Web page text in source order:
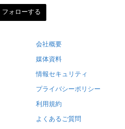
フォローする
会社概要
媒体資料
情報セキュリティ
プライバシーポリシー
利用規約
よくあるご質問